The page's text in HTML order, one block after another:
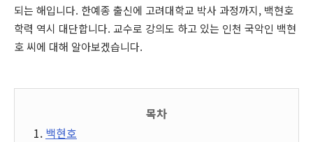
되는 해입니다. 한예종 출신에 고려대학교 박사 과정까지, 백현호
학력 역시 대단합니다. 교수로 강의도 하고 있는 인천 국악인 백현
호 씨에 대해 알아보겠습니다.
목차
백현호